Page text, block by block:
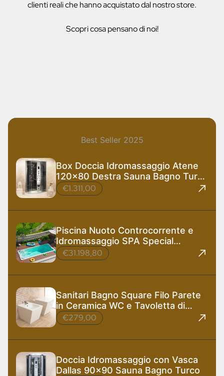
clienti reali che hanno acquistato dal nostro store.
Scopri cosa pensano di noi!
Best Seller 2025
Box Doccia Idromassaggio Atene
120x80 Destra Sauna Bagno Turco
e Ozono
€1.311,00
Piscina Nuoto Controcorrente e
Idromassaggio SPA Special
585x220 cm
€31.198,80
Sanitari Bagno Square Filo Parete
in Ceramica WC e Tavoletta di
Design
€279,00
Doccia Idromassaggio con Vasca
Dallas 90x90 Sauna Bagno Turco